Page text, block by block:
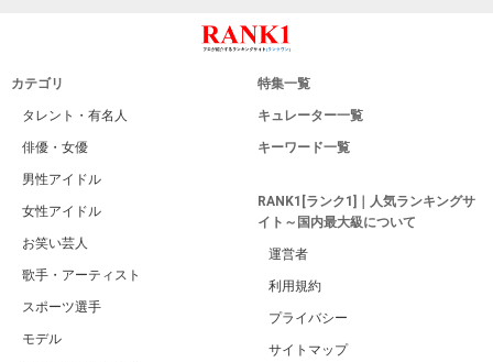
カテゴリ
タレント・有名人
俳優・女優
男性アイドル
女性アイドル
お笑い芸人
歌手・アーティスト
スポーツ選手
モデル
特集一覧
キュレーター一覧
キーワード一覧
RANK1[ランク1]｜人気ランキングサ
イト～国内最大級について
運営者
利用規約
プライバシー
サイトマップ